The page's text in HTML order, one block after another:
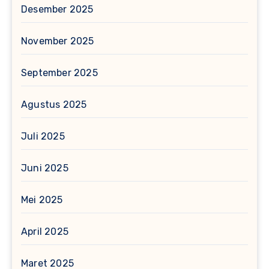
Desember 2025
November 2025
September 2025
Agustus 2025
Juli 2025
Juni 2025
Mei 2025
April 2025
Maret 2025